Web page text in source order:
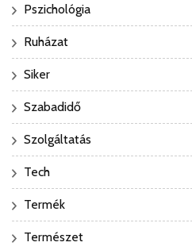
Pszichológia
Ruházat
Siker
Szabadidő
Szolgáltatás
Tech
Termék
Természet